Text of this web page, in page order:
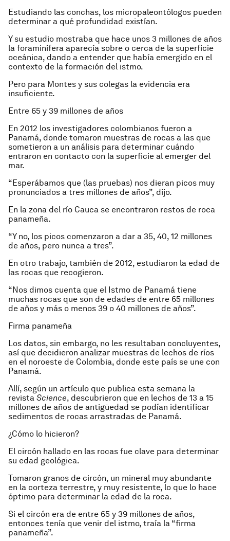
Estudiando las conchas, los micropaleontólogos pueden
determinar a qué profundidad existían.
Y su estudio mostraba que hace unos 3 millones de años
la foraminífera aparecía sobre o cerca de la superficie
oceánica, dando a entender que había emergido en el
contexto de la formación del istmo.
Pero para Montes y sus colegas la evidencia era
insuficiente.
Entre 65 y 39 millones de años
En 2012 los investigadores colombianos fueron a
Panamá, donde tomaron muestras de rocas a las que
sometieron a un análisis para determinar cuándo
entraron en contacto con la superficie al emerger del
mar.
“Esperábamos que (las pruebas) nos dieran picos muy
pronunciados a tres millones de años”, dijo.
En la zona del río Cauca se encontraron restos de roca
panameña.
“Y no, los picos comenzaron a dar a 35, 40, 12 millones
de años, pero nunca a tres”.
En otro trabajo, también de 2012, estudiaron la edad de
las rocas que recogieron.
“Nos dimos cuenta que el Istmo de Panamá tiene
muchas rocas que son de edades de entre 65 millones
de años y más o menos 39 o 40 millones de años”.
Firma panameña
Los datos, sin embargo, no les resultaban concluyentes,
así que decidieron analizar muestras de lechos de ríos
en el noroeste de Colombia, donde este país se une con
Panamá.
Allí, según un artículo que publica esta semana la
revista Science, descubrieron que en lechos de 13 a 15
millones de años de antigüedad se podían identificar
sedimentos de rocas arrastradas de Panamá.
¿Cómo lo hicieron?
El circón hallado en las rocas fue clave para determinar
su edad geológica.
Tomaron granos de circón, un mineral muy abundante
en la corteza terrestre, y muy resistente, lo que lo hace
óptimo para determinar la edad de la roca.
Si el circón era de entre 65 y 39 millones de años,
entonces tenía que venir del istmo, traía la “firma
panameña”.